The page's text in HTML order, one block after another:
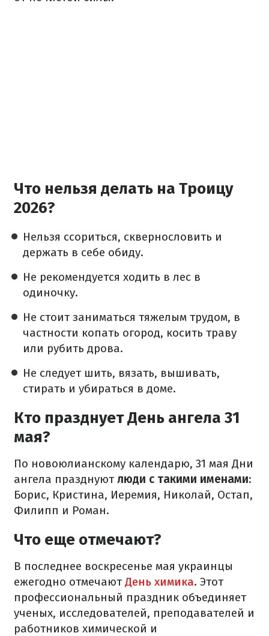
Что нельзя делать на Троицу
2026?
Нельзя ссориться, сквернословить и
держать в себе обиду.
Не рекомендуется ходить в лес в
одиночку.
Не стоит заниматься тяжелым трудом, в
частности копать огород, косить траву
или рубить дрова.
Не следует шить, вязать, вышивать,
стирать и убираться в доме.
Кто празднует День ангела 31
мая?
По новоюлианскому календарю, 31 мая Дни
ангела празднуютлюди с такими именами:
Борис, Кристина, Иеремия, Николай, Остап,
Филипп и Роман.
Что еще отмечают?
В последнее воскресенье мая украинцы
ежегодно отмечаютДень химика. Этот
профессиональный праздник объединяет
ученых, исследователей, преподавателей и
работников химической и